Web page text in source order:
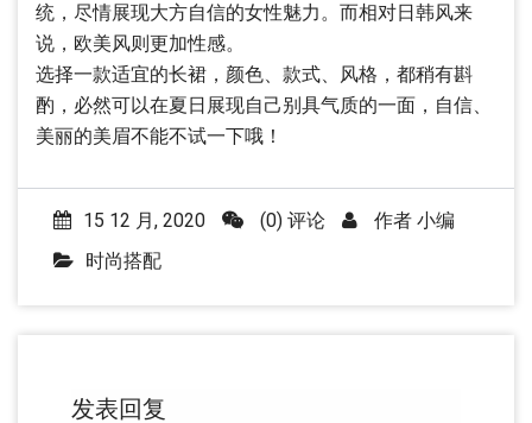
统，尽情展现大方自信的女性魅力。而相对日韩风来
说，欧美风则更加性感。
选择一款适宜的长裙，颜色、款式、风格，都稍有斟
酌，必然可以在夏日展现自己别具气质的一面，自信、
美丽的美眉不能不试一下哦！
15 12 月, 2020 (0) 评论 作者 小编
时尚搭配
发表回复